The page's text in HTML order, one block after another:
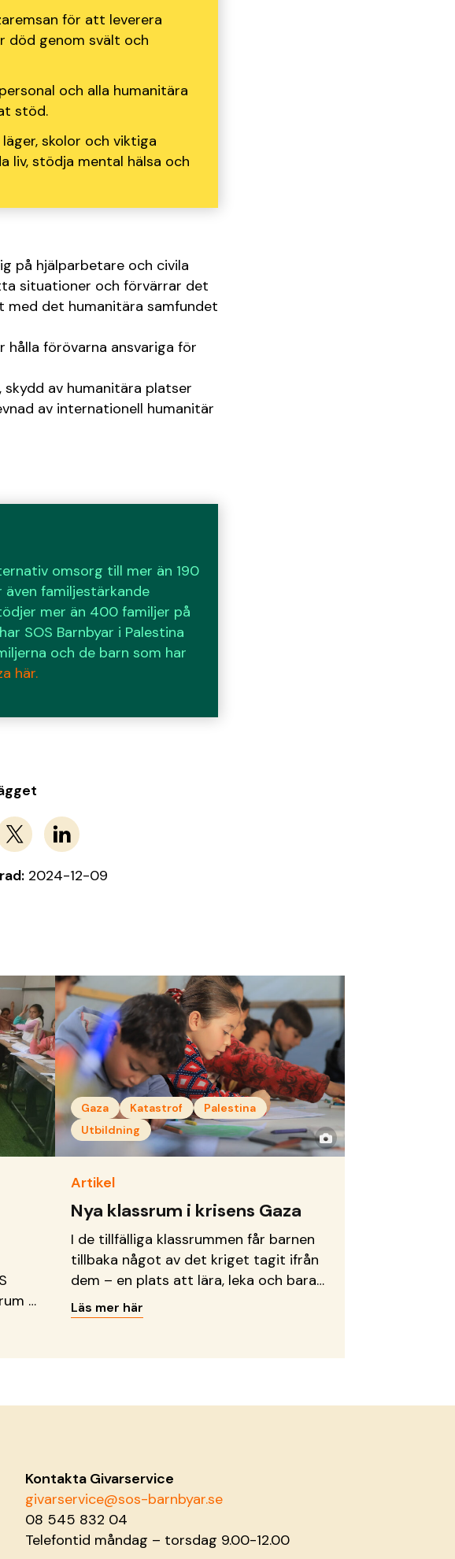
för att leverera
död genom svält och
och alla humanitära
stöd.
skolor och viktiga
liv, stödja mental hälsa och
på hjälparbetare och civila
situationer och förvärrar det
med det humanitära samfundet
förövarna ansvariga för
av humanitära platser
av internationell humanitär
omsorg till mer än 190
familjestärkande
mer än 400 familjer på
SOS Barnbyar i Palestina
och de barn som har
här.
2024-12-09
i
Gaza Katastrof
Palestina
Utbildning
Artikel
Nya klassrum i krisens Gaza
I de tillfälliga klassrummen får barnen
tillbaka något av det kriget tagit ifrån
dem – en plats att lära, leka och bara
få vara.
Läs mer här
Kontakta Givarservice
givarservice@sos-barnbyar.se
08 545 832 04
Telefontid måndag – torsdag 9.00-12.00